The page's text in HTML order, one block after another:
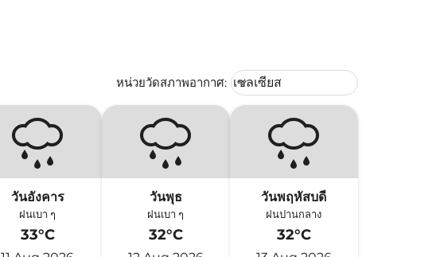
หน่วยวัดสภาพอากาศ: Weather unit option เซลเซียส
เซลเซียส
keyboard_arrow_down
วันอังคาร
ฝนเบา ๆ
33°C
วันพุธ
ฝนเบา ๆ
32°C
วันพฤหัสบดี
ฝนปานกลาง
32°C